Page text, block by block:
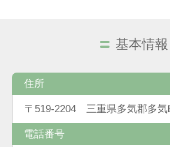
基本情報
住所
〒519-2204 三重県多気郡多気
電話番号